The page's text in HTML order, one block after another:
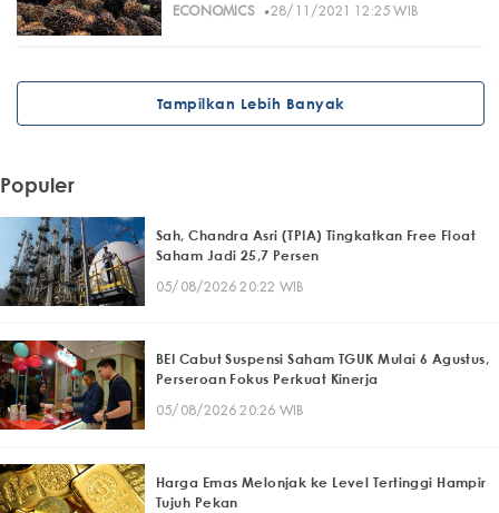
ECONOMICS· 28/11/2021 12:25 WIB
Tampilkan Lebih Banyak
Populer
Sah, Chandra Asri (TPIA) Tingkatkan Free Float
Saham Jadi 25,7 Persen
05/08/2026 20:22 WIB
BEI Cabut Suspensi Saham TGUK Mulai 6 Agustus,
Perseroan Fokus Perkuat Kinerja
05/08/2026 20:26 WIB
Harga Emas Melonjak ke Level Tertinggi Hampir
Tujuh Pekan